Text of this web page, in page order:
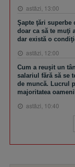
astăzi, 13:00
Şapte ţări superbe
doar ca să te muţi
dar există o
astăzi, 12:00
Cum a reuşit un
salariul fără să se
de muncă. Lucrul
majoritatea
astăzi, 10:40